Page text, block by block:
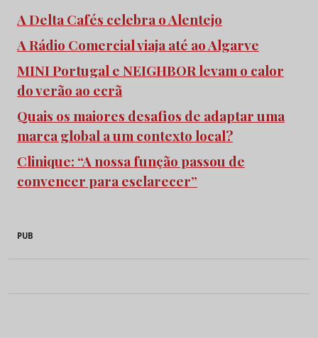
A Delta Cafés celebra o Alentejo
A Rádio Comercial viaja até ao Algarve
MINI Portugal e NEIGHBOR levam o calor
do verão ao ecrã
Quais os maiores desafios de adaptar uma
marca global a um contexto local?
Clinique: “A nossa função passou de
convencer para esclarecer”
PUB